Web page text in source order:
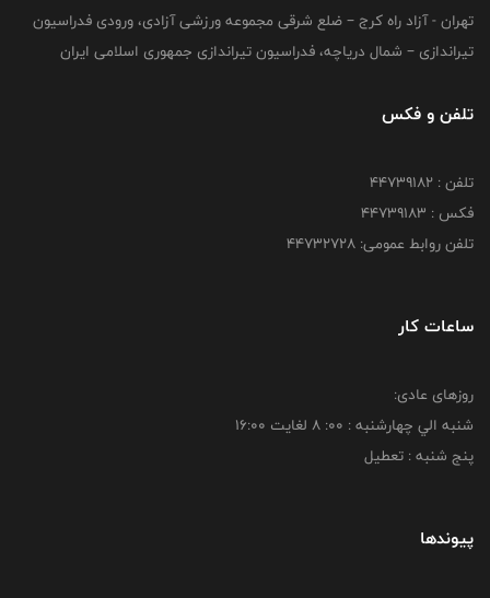
تهران - آزاد راه کرج – ضلع شرقی مجموعه ورزشی آزادی، ورودی فدراسیون
تیراندازی – شمال دریاچه، فدراسیون تیراندازی جمهوری اسلامی ایران
تلفن و فکس
تلفن : ۴۴۷۳۹۱۸۲
فکس : ۴۴۷۳۹۱۸3
تلفن روابط عمومی: ۴۴۷۳۲۷۲۸
ساعات کار
روزهای عادی:
شنبه الي چهارشنبه : 00: 8 لغايت 16:00
پنج شنبه : تعطیل
پیوندها